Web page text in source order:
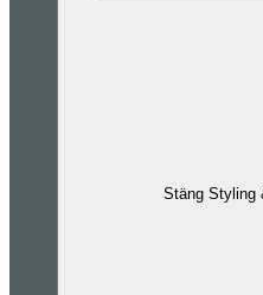
Stäng Styling